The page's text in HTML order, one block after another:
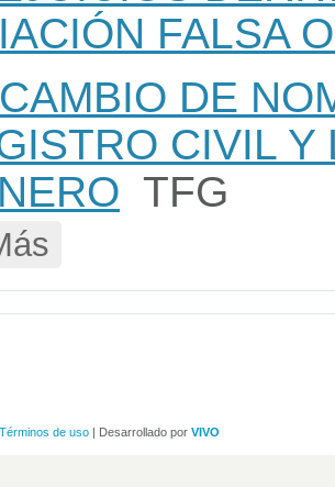
FALSA
DE
CIVIL Y
TFG
Términos de uso | Desarrollado por VIVO